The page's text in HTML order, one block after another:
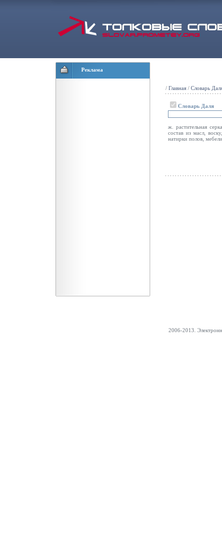
Реклама
/ Главная / Словарь
Словарь Даля
ж. растительная
состав из масл,
натирки полов,
2006-2013.